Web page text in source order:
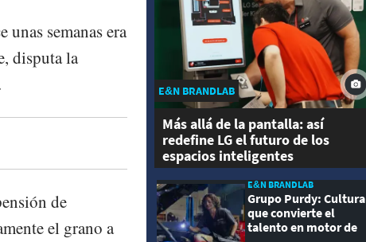
semanas era
disputa la
de
el grano a
E&N BRANDLAB
Más allá de la pantalla: así
redefine LG el futuro de los
espacios inteligentes
E&N BRANDLAB
Grupo Purdy: Cultura
que convierte el
talento en motor de